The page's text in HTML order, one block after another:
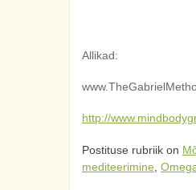
Allikad:
http://
Postituse rubriik on
mediteerimine